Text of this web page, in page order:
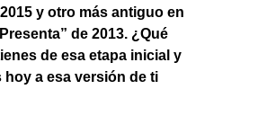
y otro más antiguo en
de 2013. ¿Qué
de esa etapa inicial y
hoy a esa versión de ti